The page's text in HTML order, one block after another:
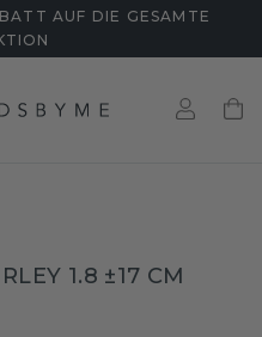
AUF DIE GESAMTE
1.8 ±17 CM